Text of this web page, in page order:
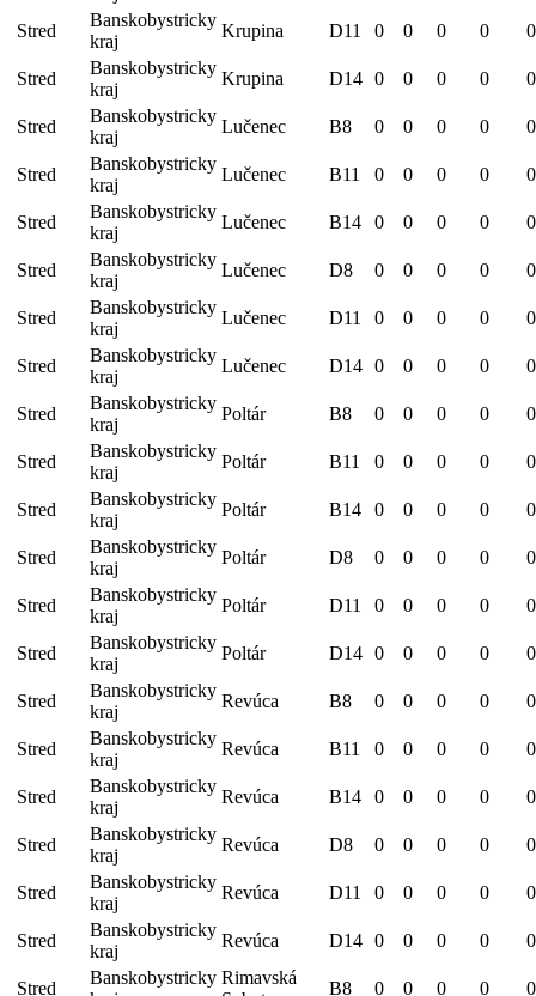
Stred
Banskobystricky
kraj
Krupina D11 0 0 0 0 0
Stred
Banskobystricky
kraj
Krupina D14 0 0 0 0 0
Stred
Banskobystricky
kraj
Lučenec B8 0 0 0 0 0
Stred
Banskobystricky
kraj
Lučenec B11 0 0 0 0 0
Stred
Banskobystricky
kraj
Lučenec B14 0 0 0 0 0
Stred
Banskobystricky
kraj
Lučenec D8 0 0 0 0 0
Stred
Banskobystricky
kraj
Lučenec D11 0 0 0 0 0
Stred
Banskobystricky
kraj
Lučenec D14 0 0 0 0 0
Stred
Banskobystricky
kraj
Poltár B8 0 0 0 0 0
Stred
Banskobystricky
kraj
Poltár B11 0 0 0 0 0
Stred
Banskobystricky
kraj
Poltár B14 0 0 0 0 0
Stred
Banskobystricky
kraj
Poltár D8 0 0 0 0 0
Stred
Banskobystricky
kraj
Poltár D11 0 0 0 0 0
Stred
Banskobystricky
kraj
Poltár D14 0 0 0 0 0
Stred
Banskobystricky
kraj
Revúca B8 0 0 0 0 0
Stred
Banskobystricky
kraj
Revúca B11 0 0 0 0 0
Stred
Banskobystricky
kraj
Revúca B14 0 0 0 0 0
Stred
Banskobystricky
kraj
Revúca D8 0 0 0 0 0
Stred
Banskobystricky
kraj
Revúca D11 0 0 0 0 0
Stred
Banskobystricky
kraj
Revúca D14 0 0 0 0 0
Stred
Banskobystricky Rimavská
B8 0 0 0 0 0